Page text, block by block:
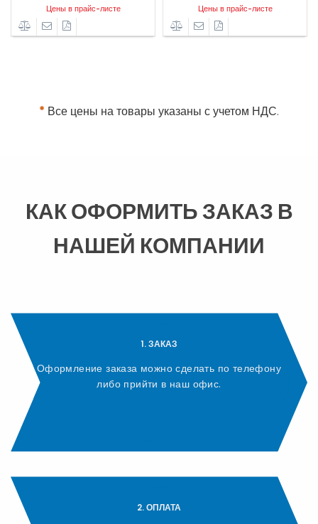
Цены в прайс-листе Цены в прайс-листе
* Все цены на товары указаны с учетом НДС.
КАК ОФОРМИТЬ ЗАКАЗ В
НАШЕЙ КОМПАНИИ
1. ЗАКАЗ
Оформление заказа можно сделать по телефону
либо прийти в наш офис.
2. ОПЛАТА